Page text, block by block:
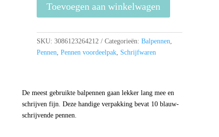
Blauw
8+2
Toevoegen aan winkelwagen
SKU: 3086123264212 Categorieën: Balpennen
Pennen Pennen voordeelpak, Schrijfwaren
De meest gebruikte balpennen gaan lekker lang mee en
schrijven fijn. Deze handige verpakking bevat 10 blauw-
schrijvende pennen.